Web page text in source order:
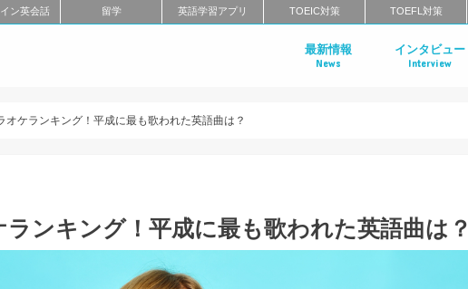
ン英会話 留学 英語学習アプリ TOEIC対策 TOEFL対策
最新情報
News
インタビュー
Interview
オケランキング！平成に最も歌われた英語曲は？
ンキング！平成に最も歌われた英語曲は？